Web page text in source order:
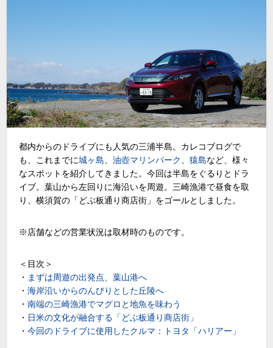
都内からのドライブにも人気の三浦半島。カレコブログで
も、これまでに城ヶ島 、油壺マリンパーク 、猿島など、様々
なスポットを紹介してきました。今回は半島をぐるりとドラ
イブ。葉山から左回りに海沿いを周遊。三崎漁港で昼食を取
り、横須賀の「どぶ板通り商店街」をゴールとしました。
※店舗などの営業状況は取材時のものです。
＜目次＞
・ まずは周遊の出発点、葉山港へ
・海岸沿いからのんびりとした丘陵へ
・南端の三崎漁港でマグロと地魚を味わう
・ 日米の文化が融合する「どぶ板通り商店街」
・今回のドライブに使用したクルマ：トヨタ「ハリアー」